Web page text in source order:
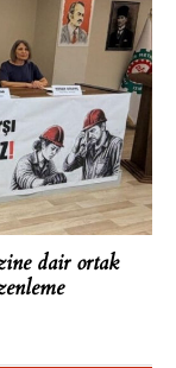
dair ortak